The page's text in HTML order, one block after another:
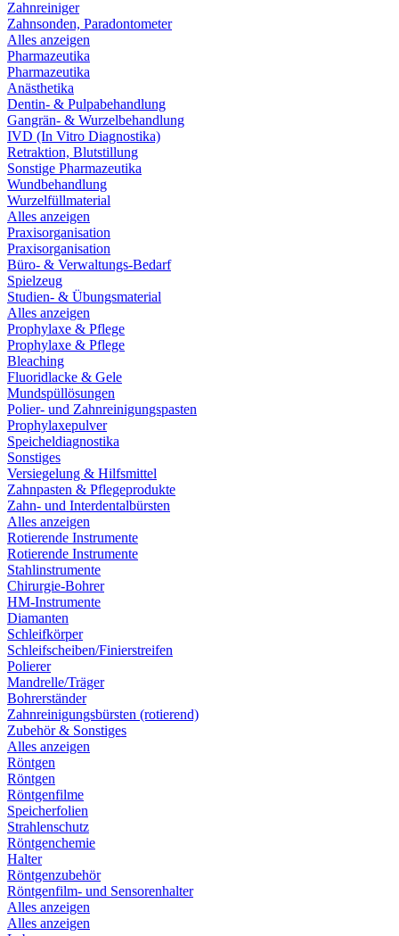
Zahnreiniger
Zahnsonden, Paradontometer
Alles anzeigen
Pharmazeutika
Pharmazeutika
Anästhetika
Dentin- & Pulpabehandlung
Gangrän- & Wurzelbehandlung
IVD (In Vitro Diagnostika)
Retraktion, Blutstillung
Sonstige Pharmazeutika
Wundbehandlung
Wurzelfüllmaterial
Alles anzeigen
Praxisorganisation
Praxisorganisation
Büro- & Verwaltungs-Bedarf
Spielzeug
Studien- & Übungsmaterial
Alles anzeigen
Prophylaxe & Pflege
Prophylaxe & Pflege
Bleaching
Fluoridlacke & Gele
Mundspüllösungen
Polier- und Zahnreinigungspasten
Prophylaxepulver
Speicheldiagnostika
Sonstiges
Versiegelung & Hilfsmittel
Zahnpasten & Pflegeprodukte
Zahn- und Interdentalbürsten
Alles anzeigen
Rotierende Instrumente
Rotierende Instrumente
Stahlinstrumente
Chirurgie-Bohrer
HM-Instrumente
Diamanten
Schleifkörper
Schleifscheiben/Finierstreifen
Polierer
Mandrelle/Träger
Bohrerständer
Zahnreinigungsbürsten (rotierend)
Zubehör & Sonstiges
Alles anzeigen
Röntgen
Röntgen
Röntgenfilme
Speicherfolien
Strahlenschutz
Röntgenchemie
Halter
Röntgenzubehör
Röntgenfilm- und Sensorenhalter
Alles anzeigen
Alles anzeigen